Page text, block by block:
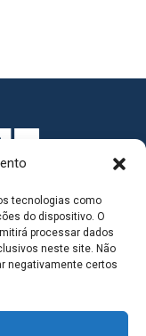
tecnologias como
do dispositivo. O
processar dados
neste site. Não
negativamente certos